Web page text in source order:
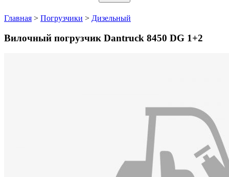
Главная > Погрузчики > Дизельный
Вилочный погрузчик Dantruck 8450 DG 1+2